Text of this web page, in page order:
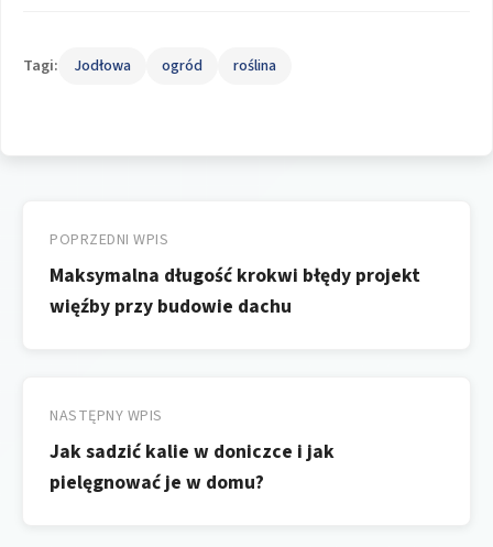
Tagi: Jodłowa ogród roślina
wpisu
POPRZEDNI WPIS
Maksymalna długość krokwi błędy projekt
więźby przy budowie dachu
NASTĘPNY WPIS
Jak sadzić kalie w doniczce i jak
pielęgnować je w domu?